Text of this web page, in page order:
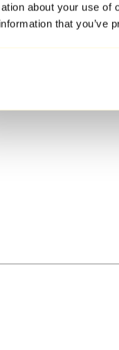
about your use of
that you’ve